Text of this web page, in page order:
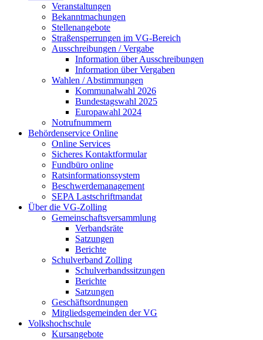
Veranstaltungen
Bekanntmachungen
Stellenangebote
Straßensperrungen im VG-Bereich
Ausschreibungen / Vergabe
Information über Ausschreibungen
Information über Vergaben
Wahlen / Abstimmungen
Kommunalwahl 2026
Bundestagswahl 2025
Europawahl 2024
Notrufnummern
Behördenservice Online
Online Services
Sicheres Kontaktformular
Fundbüro online
Ratsinformationssystem
Beschwerdemanagement
SEPA Lastschriftmandat
Über die VG-Zolling
Gemeinschaftsversammlung
Verbandsräte
Satzungen
Berichte
Schulverband Zolling
Schulverbandssitzungen
Berichte
Satzungen
Geschäftsordnungen
Mitgliedsgemeinden der VG
Volkshochschule
Kursangebote